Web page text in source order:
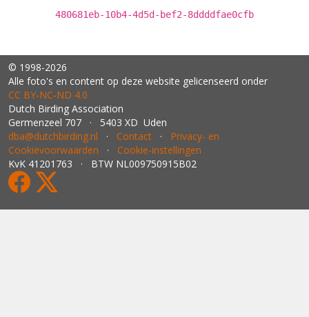
480681eb-10b4-4d5d-bef2-8ddddfae0cfb
© 1998-2026
Alle foto's en content op deze website gelicenseerd onder
CC BY‑NC‑ND 4.0
Dutch Birding Association
Germenzeel 707 · 5403 XD Uden
dba@dutchbirding.nl · Contact · Privacy- en
Cookievoorwaarden · Cookie-instellingen
KvK 41201763 · BTW NL009750915B02